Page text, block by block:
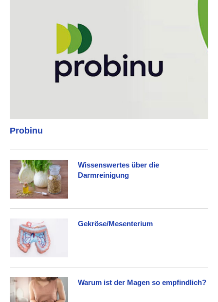
Probinu
Wissenswertes über die
Darmreinigung
Gekröse/Mesenterium
Warum ist der Magen so empfindlich?